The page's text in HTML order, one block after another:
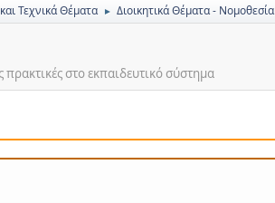
Τεχνικά Θέματα ► Διοικητικά Θέματα - Νομοθεσία
στο εκπαιδευτικό σύστημα